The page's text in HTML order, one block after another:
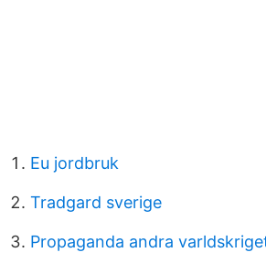
Eu jordbruk
Tradgard sverige
Propaganda andra